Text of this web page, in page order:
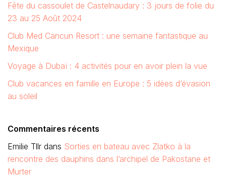
Fête du cassoulet de Castelnaudary : 3 jours de folie du
23 au 25 Août 2024
Club Med Cancun Resort : une semaine fantastique au
Mexique
Voyage à Dubaï : 4 activités pour en avoir plein la vue
Club vacances en famille en Europe : 5 idées d’évasion
au soleil
Commentaires récents
Emilie Tllr dans Sorties en bateau avec Zlatko à la
rencontre des dauphins dans l’archipel de Pakostane et
Murter